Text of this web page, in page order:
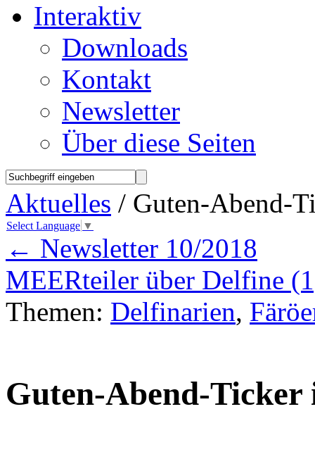
Interaktiv
Downloads
Kontakt
Newsletter
Über diese Seiten
Aktuelles / Guten-Abend-
Select Language ▼
← Newsletter 10/2018
MEERteiler über Delfine
Themen: Delfinarien,
Guten-Abend-